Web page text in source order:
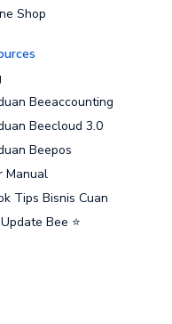
Shop
Beeaccounting
Beecloud 3.0
Beepos
Manual
Tips Bisnis Cuan
Bee ⭐